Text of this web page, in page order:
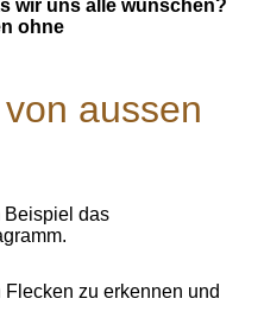
wir uns alle wünschen?
ohne
aussen
Beispiel das
zu erkennen und